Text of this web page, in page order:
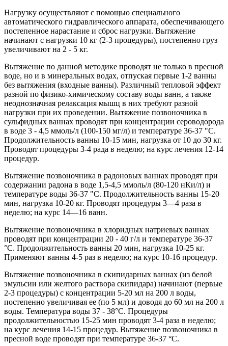
Нагрузку осуществляют с помощью специального
автоматического гидравлического аппарата, обеспечивающего
постепенное нарастание и сброс нагрузки. Вытяжение
начинают с нагрузки 10 кг (2-3 процедуры), постепенно груз
увеличивают на 2 - 5 кг.
Вытяжение по данной методике проводят не только в пресной
воде, но и в минеральных водах, отпуская первые 1-2 ванны
без вытяжения (входные ванны). Различный тепловой эффект
разной по физико-химическому составу воды ванн, а также
неоднозначная релаксация мышц в них требуют разной
нагрузки при их проведении. Вытяжение позвоночника в
сульфидных ваннах проводят при концентрации сероводорода
в воде 3 - 4,5 ммоль/л (100-150 мг/л) и температуре 36-37 "С.
Продолжительность ванны 10-15 мин, нагрузка от 10 до 30 кг.
Проводят процедуры 3-4 рада в неделю; на курс лечения 12-14
процедур.
Вытяжение позвоночника в радоновых ваннах проводят при
содержании радона в воде 1,5-4,5 ммоль/л (80-120 нКи/л) и
температуре воды 36-37 "С. Продолжительность ванны 15-20
мин, нагрузка 10-20 кг. Проводят процедуры 3—4 раза в
неделю; на курс 14—16 ванн.
Вытяжение позвоночника в хлоридных натриевых ваннах
проводят при концентрации 20 - 40 г/л и температуре 36-37
°С. Продолжительность ванны 20 мин, нагрузка 10-25 кг.
Применяют ванны 4-5 раз в неделю; на курс 10-16 процедур.
Вытяжение позвоночника в скипидарных ваннах (из белой
эмульсии или желтого раствора скипидара) начинают (первые
2-3 процедуры) с концентрации 5-20 мл на 200 л воды,
постепенно увеличивая ее (по 5 мл) и доводя до 60 мл на 200 л
воды. Температура воды 37 - 38°С. Процедуры
продолжительностью 15-25 мин проводят 3-4 раза в неделю;
на курс лечения 14-15 процедур. Вытяжение позвоночника в
пресной воде проводят при температуре 36-37 °С.